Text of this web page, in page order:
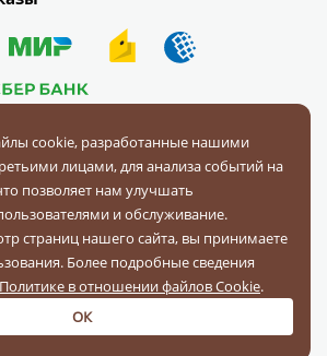
Фурнитурная Компания.Все права
персональных данных
cookie, разработанные нашими
лицами, для анализа событий на
позволяет нам улучшать
и обслуживание.
страниц нашего сайта, вы принимаете
Более подробные сведения
Политике в отношении файлов Cookie.
ОК